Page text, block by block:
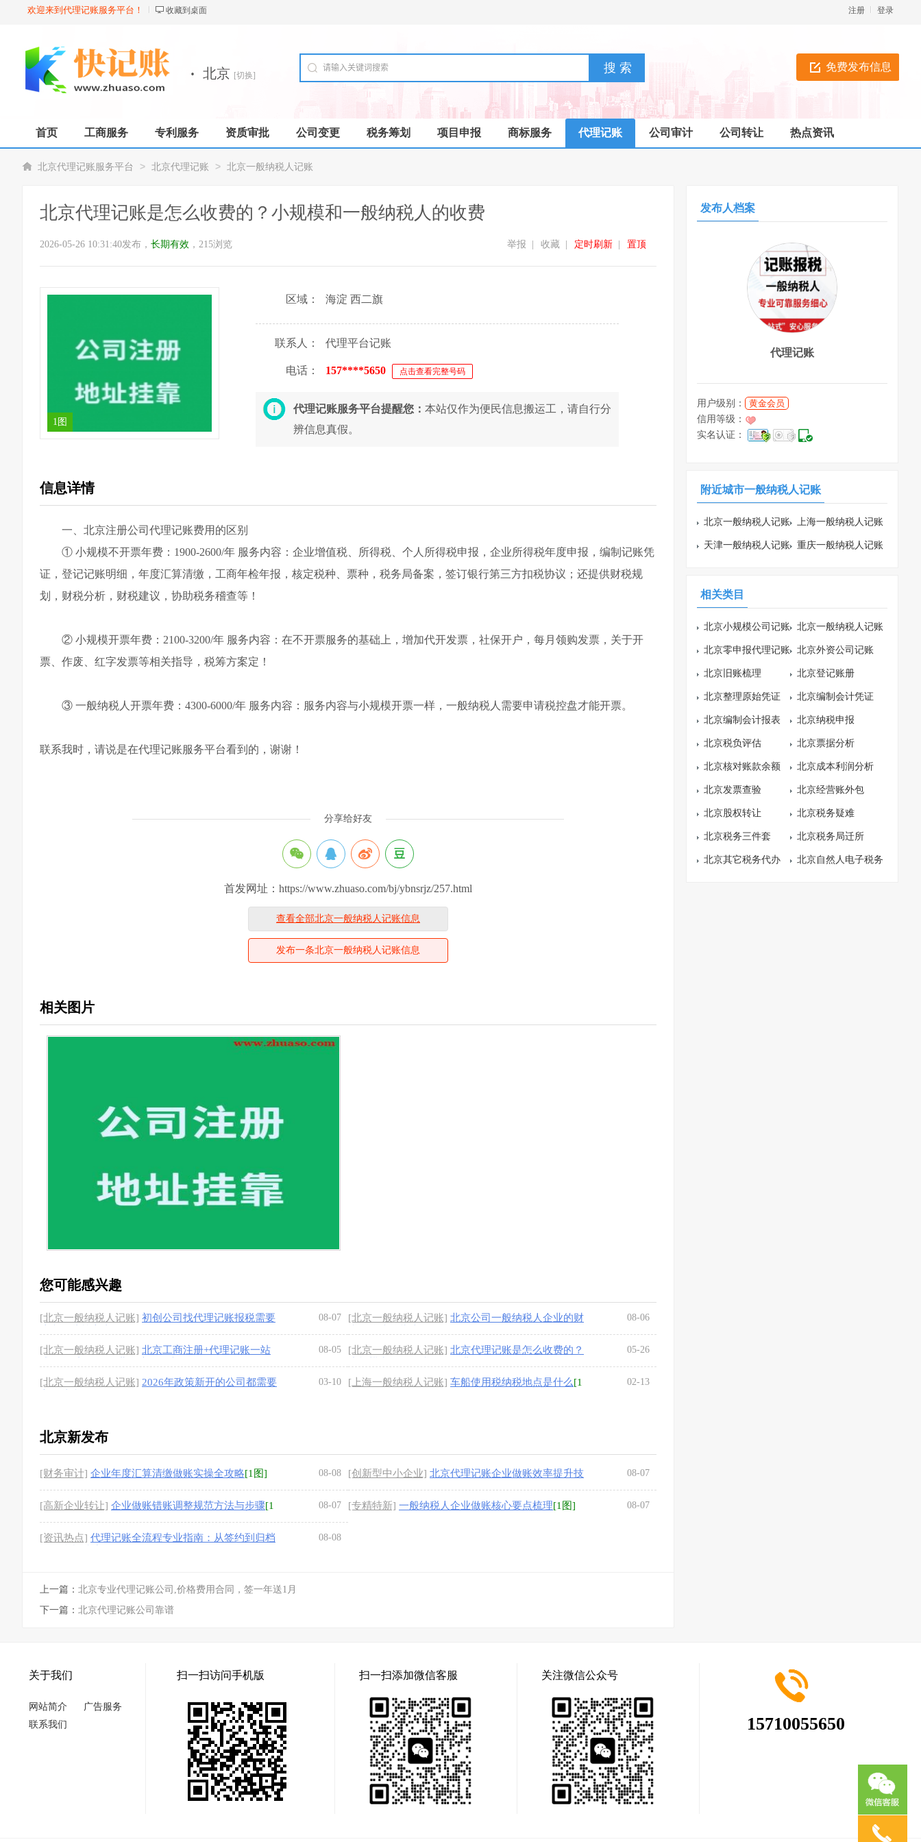
欢迎来到代理记账服务平台！ 收藏到桌面 登录
注册
免费发布信息
· 北京 [切换]
首页 工商服务 专利服务 资质审批 公司变更 税务筹划 项目申报 商标服务 代理记账 公司审计 公司转让 热点资讯
北京代理记账服务平台 > 北京代理记账 > 北京一般纳税人记账
北京代理记账是怎么收费的？小规模和一般纳税人的收费
2026-05-26 10:31:40发布， 长期有效 ，215浏览 置顶
定时刷新
收藏
举报
1图
区域： 海淀 西二旗
联系人： 代理平台记账
电话： 157****5650 点击查看完整号码
代理记账服务平台提醒您： 本站仅作为便民信息搬运工，请自行分
辨信息真假。
信息详情
一、北京注册公司代理记账费用的区别
① 小规模不开票年费：1900-2600/年 服务内容：企业增值税、所得税、个人所得税申报，企业所得税年度申报，编制记账凭
证，登记记账明细，年度汇算清缴，工商年检年报，核定税种、票种，税务局备案，签订银行第三方扣税协议；还提供财税规
划，财税分析，财税建议，协助税务稽查等！
② 小规模开票年费：2100-3200/年 服务内容：在不开票服务的基础上，增加代开发票，社保开户，每月领购发票，关于开
票、作废、红字发票等相关指导，税筹方案定！
③ 一般纳税人开票年费：4300-6000/年 服务内容：服务内容与小规模开票一样，一般纳税人需要申请税控盘才能开票。
联系我时，请说是在代理记账服务平台看到的，谢谢！
分享给好友
首发网址：https://www.zhuaso.com/bj/ybnsrjz/257.html
查看全部北京一般纳税人记账信息
发布一条北京一般纳税人记账信息
相关图片
您可能感兴趣
[北京一般纳税人记账] 初创公司找代理记账报税需要
08-07 [北京一般纳税人记账] 北京公司一般纳税人企业的财
08-06
[北京一般纳税人记账] 北京工商注册+代理记账一站
08-05 [北京一般纳税人记账] 北京代理记账是怎么收费的？
05-26
[北京一般纳税人记账] 2026年政策新开的公司都需要
03-10 [上海一般纳税人记账] 车船使用税纳税地点是什么[1
02-13
北京新发布
[财务审计] 企业年度汇算清缴做账实操全攻略[1图] 08-08 [创新型中小企业] 北京代理记账企业做账效率提升技
08-07
[高新企业转让] 企业做账错账调整规范方法与步骤[1
08-07 [专精特新] 一般纳税人企业做账核心要点梳理[1图] 08-07
[资讯热点] 代理记账全流程专业指南：从签约到归档
08-08
上一篇： 北京专业代理记账公司,价格费用合同，签一年送1月
下一篇： ​北京代理记账公司靠谱
发布人档案
代理记账
用户级别：
黄金会员
信用等级：
实名认证：
附近城市一般纳税人记账
北京一般纳税人记账 上海一般纳税人记账
天津一般纳税人记账 重庆一般纳税人记账
相关类目
北京小规模公司记账 北京一般纳税人记账
北京零申报代理记账 北京外资公司记账
北京旧账梳理 北京登记账册
北京整理原始凭证 北京编制会计凭证
北京编制会计报表 北京纳税申报
北京税负评估 北京票据分析
北京核对账款余额 北京成本利润分析
北京发票查验 北京经营账外包
北京股权转让 北京税务疑难
北京税务三件套 北京税务局迁所
北京其它税务代办 北京自然人电子税务
关于我们
网站简介
广告服务
联系我们
扫一扫访问手机版 扫一扫添加微信客服 关注微信公众号
15710055650